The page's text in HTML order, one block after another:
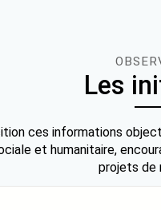
Les
ces informations
et humanitaire,
projets de